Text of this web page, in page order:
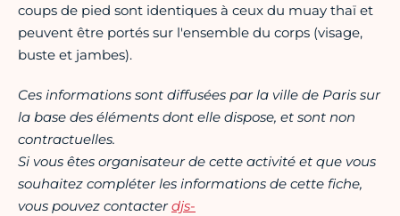
coups de pied sont identiques à ceux du muay thaï et
peuvent être portés sur l'ensemble du corps (visage,
buste et jambes).
Ces informations sont diffusées par la ville de Paris sur
la base des éléments dont elle dispose, et sont non
contractuelles.
Si vous êtes organisateur de cette activité et que vous
souhaitez compléter les informations de cette fiche,
vous pouvez contacterdjs-